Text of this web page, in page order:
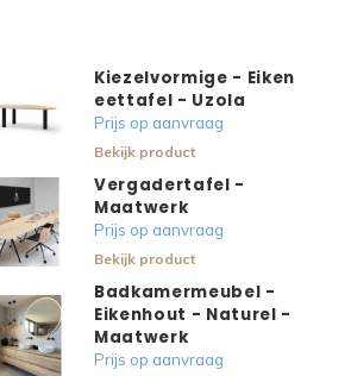
Kiezelvormige - Eiken
eettafel - Uzola
Prijs op aanvraag
Bekijk product
Vergadertafel -
Maatwerk
Prijs op aanvraag
Bekijk product
Badkamermeubel -
Eikenhout - Naturel -
Maatwerk
Prijs op aanvraag